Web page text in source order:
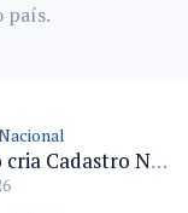
país.
Projeto cria Cadastro Nacional de Doenças Raras e regras para dispensação de medicamentos pelo SUS